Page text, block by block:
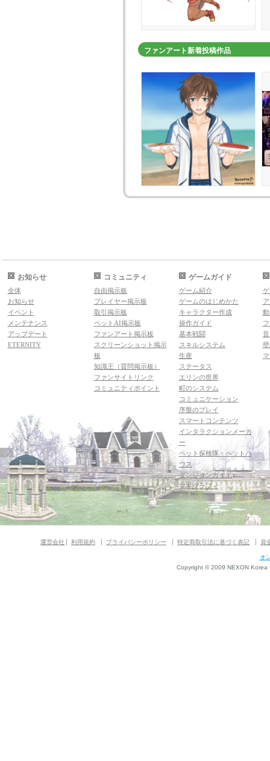
ファンアート新着投稿作品
お知らせ
全体
お知らせ
イベント
メンテナンス
アップデート
ETERNITY
コミュニティ
自由掲示板
プレイヤー掲示板
取引掲示板
ペットAI掲示板
ファンアート掲示板
スクリーンショット掲示
板
知識王（質問掲示板）
ファンサイトリンク
コミュニティポイント
ゲームガイド
ゲーム紹介
ゲームのはじめかた
キャラクター作成
操作ガイド
基本戦闘
スキルシステム
生産
ステータス
エリンの世界
町のシステム
コミュニケーション
序盤のプレイ
スマートコンテンツ
インタラクションメーカ
ー
ペット探検隊・ペットハ
ウス
ダンジョンガイド
マギグラフィ
運営会社 利用規約 プライバシーポリシー 特定商取引法に基づく表記 資
オ
Copyright © 2009 NEXON Korea